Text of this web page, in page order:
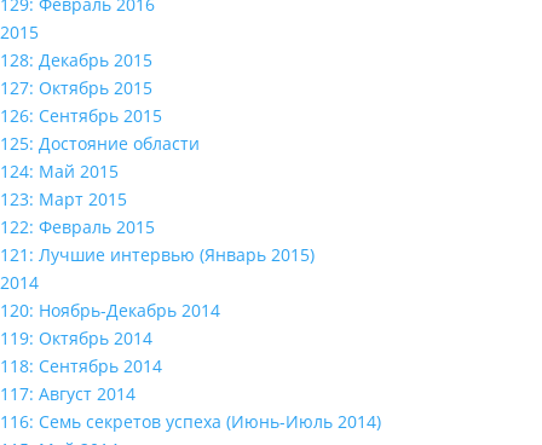
2015
128: Декабрь 2015
127: Октябрь 2015
126: Сентябрь 2015
125: Достояние области
124: Май 2015
123: Март 2015
122: Февраль 2015
121: Лучшие интервью (Январь 2015)
2014
120: Ноябрь-Декабрь 2014
119: Октябрь 2014
118: Сентябрь 2014
117: Август 2014
116: Семь секретов успеха (Июнь-Июль 2014)